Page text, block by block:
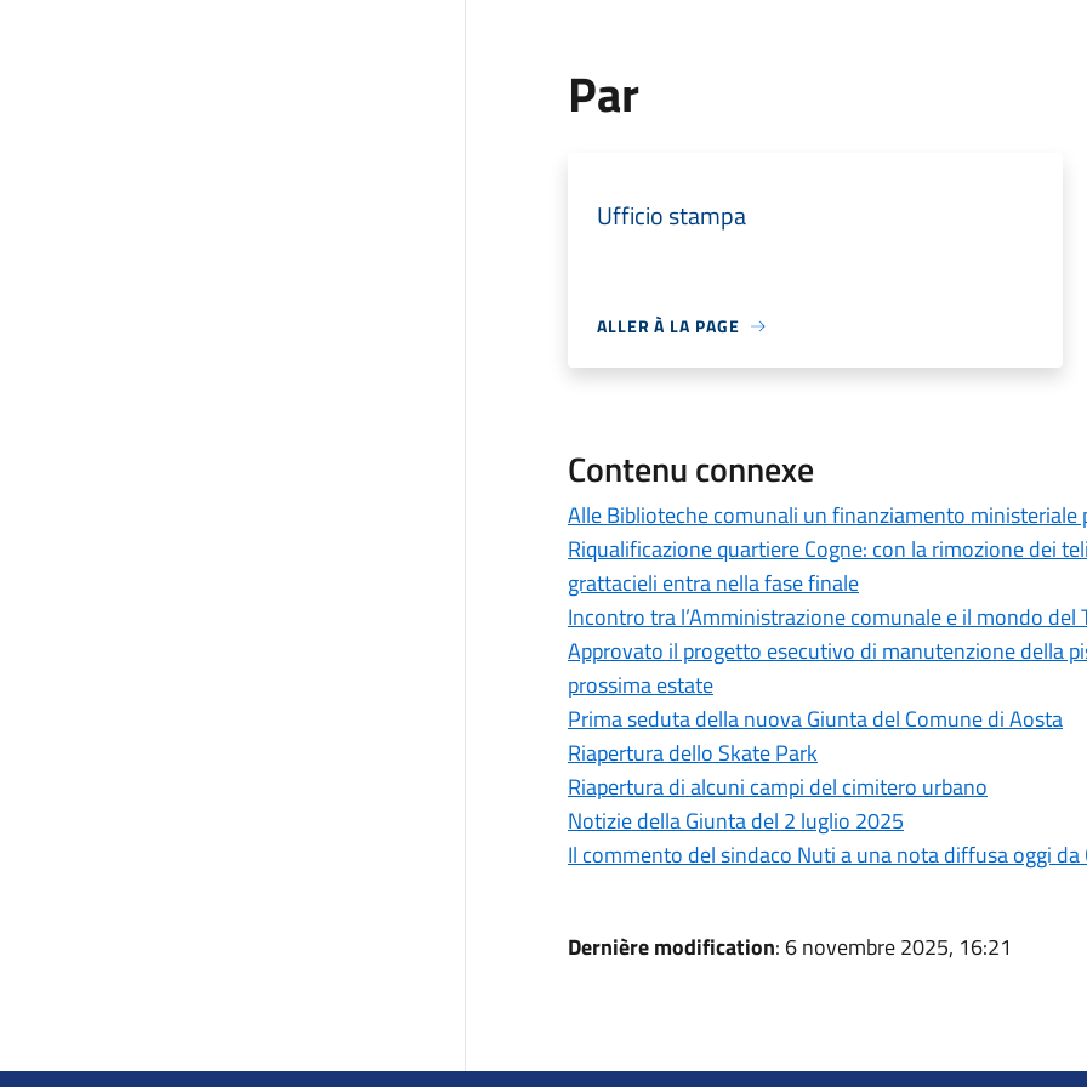
Par
Ufficio stampa
ALLER À LA PAGE
Contenu connexe
Alle Biblioteche comunali un finanziamento ministeriale
Riqualificazione quartiere Cogne: con la rimozione dei
grattacieli entra nella fase finale
Incontro tra l’Amministrazione comunale e il mondo del
Approvato il progetto esecutivo di manutenzione della
prossima estate
Prima seduta della nuova Giunta del Comune di Aosta
Riapertura dello Skate Park
Riapertura di alcuni campi del cimitero urbano
Notizie della Giunta del 2 luglio 2025
Il commento del sindaco Nuti a una nota diffusa oggi da
Dernière modification: 6 novembre 2025, 16:21